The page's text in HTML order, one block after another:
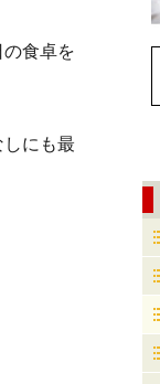
食卓を
しにも最